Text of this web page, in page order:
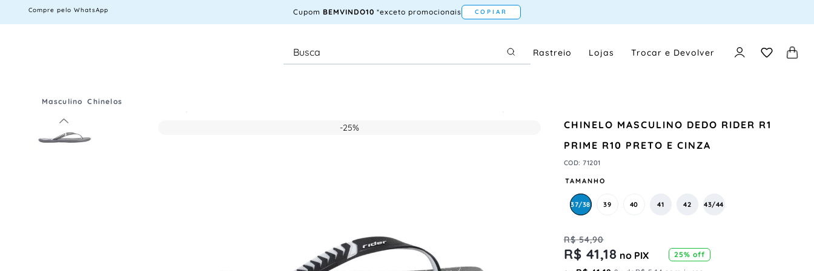
Compre pelo WhatsApp Cupom BEMVINDO10 *exceto promocionais COPIAR
Rastreio Lojas Trocar e Devolver
Masculino Chinelos
-25%
CHINELO MASCULINO DEDO RIDER R1
PRIME R10 PRETO E CINZA
COD:71201
TAMANHO
37/38 39 40 41 42 43/44
R$ 54,90
R$ 41,18 no PIX 25% off